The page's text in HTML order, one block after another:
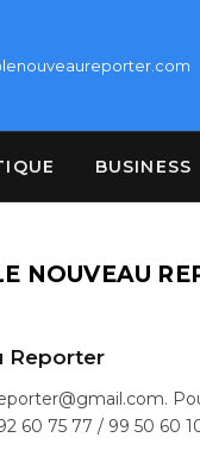
BUSINESS
NOUVEAU
Reporter
60 75 77 / 99 50 60